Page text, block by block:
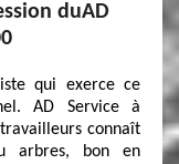
duAD
qui exerce ce
AD Service à
connaît
arbres, bon en